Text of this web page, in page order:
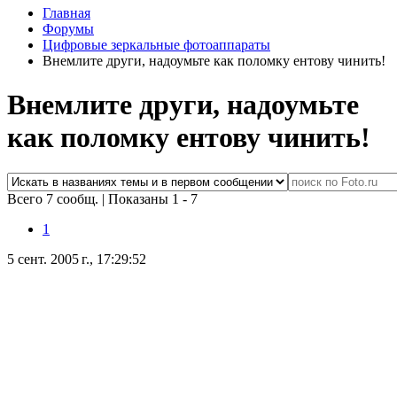
Главная
Форумы
Цифровые зеркальные фотоаппараты
Внемлите други, надоумьте как поломку ентову чинить!
Внемлите други, надоумьте
как поломку ентову чинить!
Всего 7 сообщ. | Показаны 1 - 7
1
5 сент. 2005 г., 17:29:52